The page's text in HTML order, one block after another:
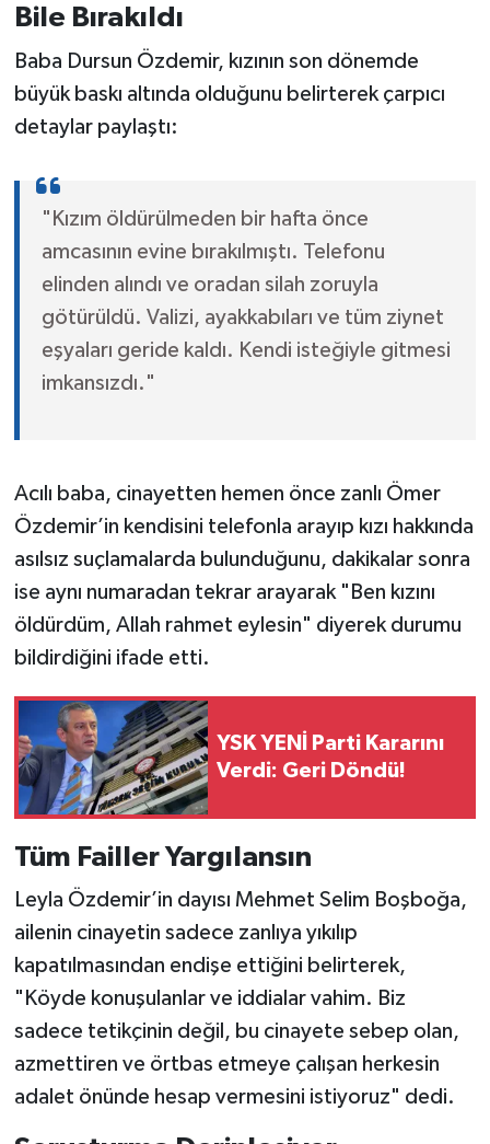
Bile Bırakıldı
Baba Dursun Özdemir, kızının son dönemde
büyük baskı altında olduğunu belirterek çarpıcı
detaylar paylaştı:
"Kızım öldürülmeden bir hafta önce
amcasının evine bırakılmıştı. Telefonu
elinden alındı ve oradan silah zoruyla
götürüldü. Valizi, ayakkabıları ve tüm ziynet
eşyaları geride kaldı. Kendi isteğiyle gitmesi
imkansızdı."
Acılı baba, cinayetten hemen önce zanlı Ömer
Özdemir’in kendisini telefonla arayıp kızı hakkında
asılsız suçlamalarda bulunduğunu, dakikalar sonra
ise aynı numaradan tekrar arayarak "Ben kızını
öldürdüm, Allah rahmet eylesin" diyerek durumu
bildirdiğini ifade etti.
YSK YENİ Parti Kararını
Verdi: Geri Döndü!
Tüm Failler Yargılansın
Leyla Özdemir’in dayısı Mehmet Selim Boşboğa,
ailenin cinayetin sadece zanlıya yıkılıp
kapatılmasından endişe ettiğini belirterek,
"Köyde konuşulanlar ve iddialar vahim. Biz
sadece tetikçinin değil, bu cinayete sebep olan,
azmettiren ve örtbas etmeye çalışan herkesin
adalet önünde hesap vermesini istiyoruz" dedi.